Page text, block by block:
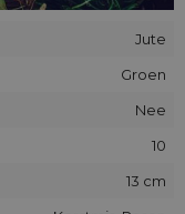
Jute
Groen
Nee
10
13 cm